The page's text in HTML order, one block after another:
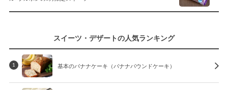
スイーツ・デザートの人気ランキング
1 基本のバナナケーキ（バナナパウンドケーキ）